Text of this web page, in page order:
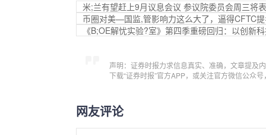
米;兰有望赶上9月议息会议 参议院委员会周三将
币圈对美—国监,管影响力这么大了，逼得CFTC提
《B;OE解忧实验?室》第四季重磅回归：以创新
声明：证券时报力求信息真实、准确，文章提及
下载“证券时报”官方APP，或关注官方微信公众
网友评论